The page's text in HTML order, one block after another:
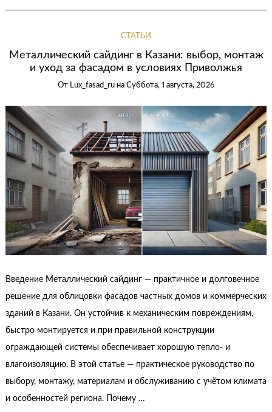
СТАТЬИ
Металлический сайдинг в Казани: выбор, монтаж
и уход за фасадом в условиях Приволжья
От Lux_fasad_ru на Суббота, 1 августа, 2026
Введение Металлический сайдинг — практичное и долговечное
решение для облицовки фасадов частных домов и коммерческих
зданий в Казани. Он устойчив к механическим повреждениям,
быстро монтируется и при правильной конструкции
ограждающей системы обеспечивает хорошую тепло- и
влагоизоляцию. В этой статье — практическое руководство по
выбору, монтажу, материалам и обслуживанию с учётом климата
и особенностей региона. Почему …